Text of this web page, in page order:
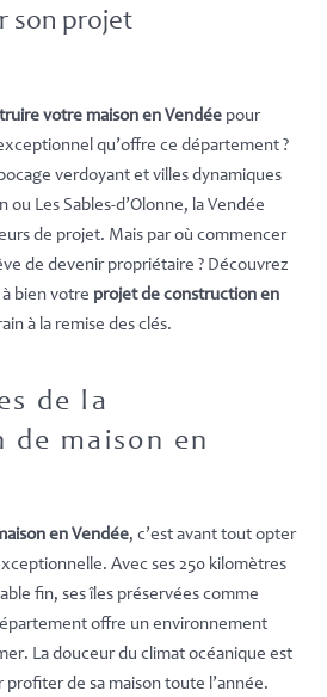
son projet
votre maison en Vendéepour
qu’offre ce département ?
verdoyant et villes dynamiques
ou Les Sables-d’Olonne, la Vendée
de projet. Mais par où commencer
de devenir propriétaire ? Découvrez
bien votre projet de construction en
à la remise des clés.
de la
maison en
en Vendée, c’est avant tout opter
Avec ses 250 kilomètres
fin, ses îles préservées comme
offre un environnement
La douceur du climat océanique est
de sa maison toute l’année.